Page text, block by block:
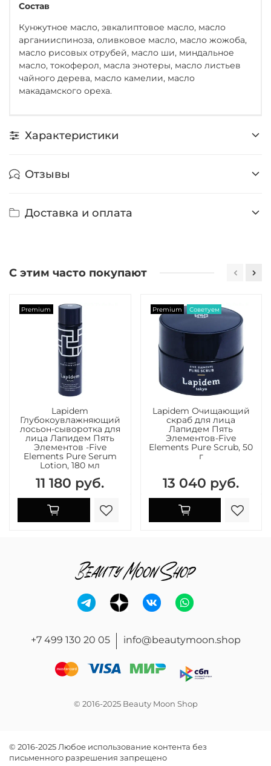
Состав
Кунжутное масло, эвкалиптовое масло, масло
арганииспиноза, оливковое масло, масло жожоба,
масло рисовых отрубей, масло ши, миндальное
масло, токоферол, масла энотеры, масло листьев
чайного дерева, масло камелии, масло
макадамского ореха.
Характеристики
Отзывы
Доставка и оплата
С этим часто покупают
Premium
Lapidem
Глубокоувлажняющий
лосьон-сыворотка для
лица Лапидем Пять
Элементов -Five
Elements Pure Serum
Lotion, 180 мл
11 180 руб.
Premium Советуем
Lapidem Очищающий
скраб для лица
Лапидем Пять
Элементов-Five
Elements Pure Scrub, 50
г
13 040 руб.
+7 499 130 20 05 info@beautymoon.shop
© 2016-2025 Beauty Moon Shop
© 2016-2025 Любое использование контента без
письменного разрешения запрещено